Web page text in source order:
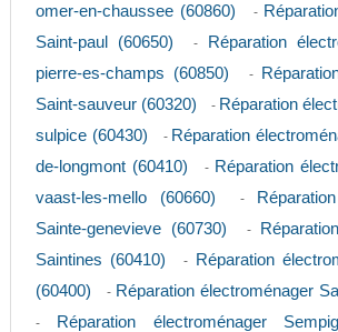
omer-en-chaussee (60860)
-
Saint-paul (60650)
-
Réparation
pierre-es-champs (60850)
-
Saint-sauveur (60320)
- Réparation
sulpice (60430)
- Réparation
de-longmont (60410)
- Réparation
vaast-les-mello (60660)
-
Sainte-genevieve (60730)
-
Saintines (60410)
-
Réparation
(60400)
- Réparation électroménager
- Réparation électroménager